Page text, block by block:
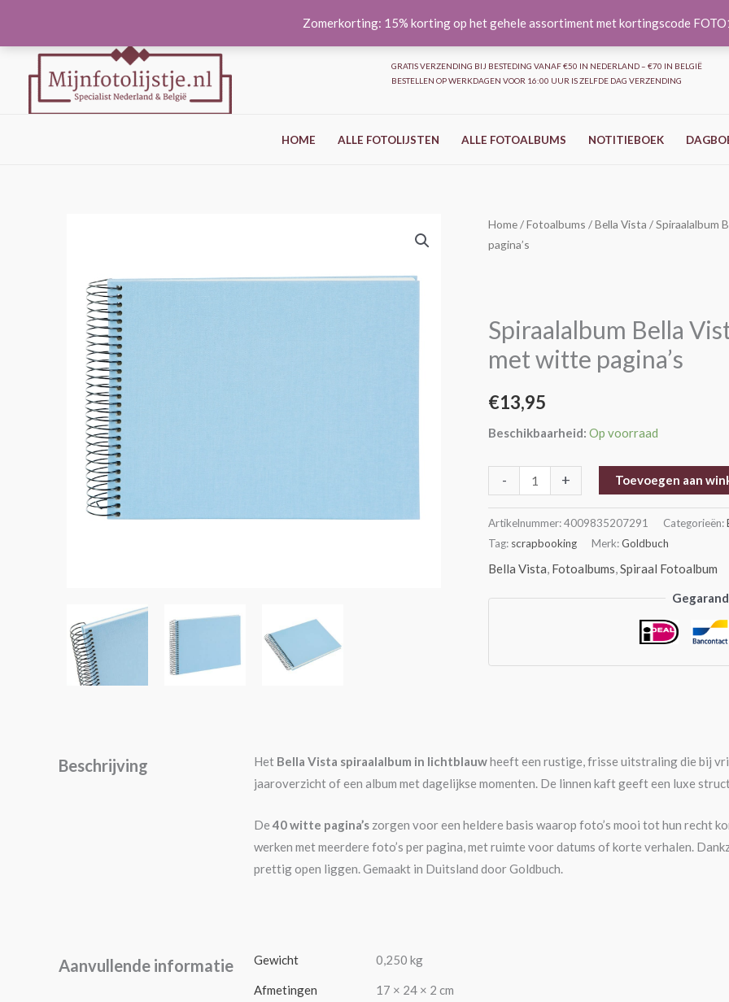
Zomerkorting: 15% korting op het gehele assortiment met kortingscode
inhoud
GRATIS VERZENDING BIJ BESTEDING VANAF €50 IN NEDERLAND – €70 IN BELGIË
BESTELLEN OP WERKDAGEN VOOR 16:00 UUR IS ZELFDE DAG VERZENDING
HOME ALLE FOTOLIJSTEN ALLE FOTOALBUMS NOTITIEBOEK
Home/Fotoalbums /Bella Vista / Spiraalalbum
pagina’s
Spiraalalbum Bella
met witte pagina’s
€13,95
Beschikbaarheid: Op voorraad
-
Spiraalalbum
Bella
cm
-
met
aantal
+ Toevoegen aan
Artikelnummer:4009835207291 Categorieën:
Tag: scrapbooking Merk:Goldbuch
Bella Vista, Fotoalbums,Spiraal Fotoalbum
Beschrijving Het Bella Vista spiraalalbum in lichtblauwheeft een rustige, frisse uitstraling die bij
jaaroverzicht of een album met dagelijkse momenten. De linnen kaft geeft een luxe
De 40 witte pagina’s zorgen voor een heldere basis waarop foto’s mooi tot hun recht
werken met meerdere foto’s per pagina, met ruimte voor datums of korte verhalen.
prettig open liggen. Gemaakt in Duitsland door Goldbuch.
Aanvullende informatie Gewicht 0,250 kg
Afmetingen 17 × 24 × 2 cm